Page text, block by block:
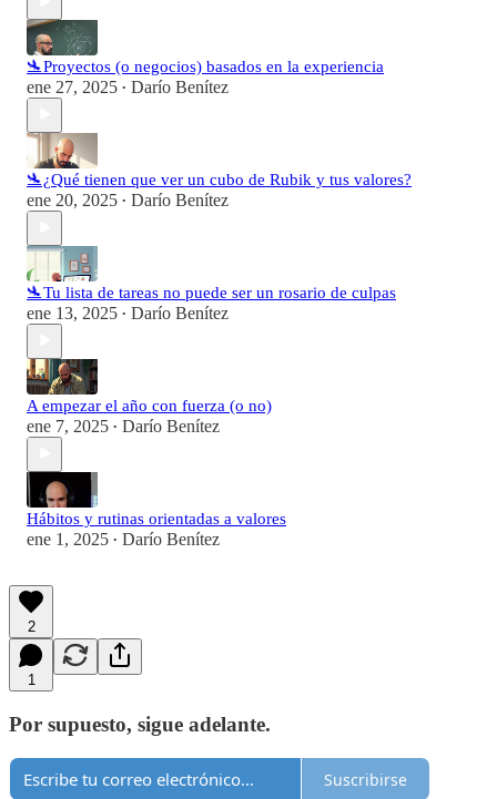
🛬Proyectos (o negocios) basados en la experiencia
ene 27, 2025 • Darío Benítez
🛬¿Qué tienen que ver un cubo de Rubik y tus valores?
ene 20, 2025 • Darío Benítez
🛬Tu lista de tareas no puede ser un rosario de culpas
ene 13, 2025 • Darío Benítez
A empezar el año con fuerza (o no)
ene 7, 2025 • Darío Benítez
Hábitos y rutinas orientadas a valores
ene 1, 2025 • Darío Benítez
2
1
Por supuesto, sigue adelante.
Suscribirse